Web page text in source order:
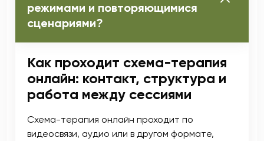
режимами и повторяющимися
сценариями?
Как проходит схема-терапия
онлайн: контакт, структура и
работа между сессиями
Схема-терапия онлайн проходит по
видеосвязи, аудио или в другом формате,